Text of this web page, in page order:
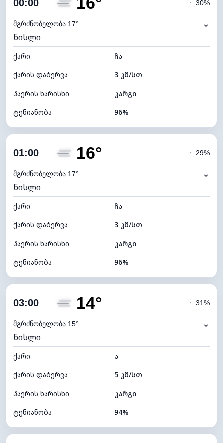
00:00
მგრძნობელობა 17°
◔ 30%
⌄
ნისლი
ქარი
ჩა
ქარის დაბერვა
3 კმ/სთ
ჰაერის ხარისხი
კარგი
ტენიანობა
96%
ღრუბლიანობა
ნამის წერტილი
ხილვადობა
განათების ინდექსი 0 (ბნელი)
ღრუბლის სიმაღლე 7280 მ
01:00 16°
მგრძნობელობა 17°
◔ 29%
⌄
ნისლი
ქარი
ჩა
ქარის დაბერვა
3 კმ/სთ
ჰაერის ხარისხი
კარგი
ტენიანობა
96%
ღრუბლიანობა
ნამის წერტილი
ხილვადობა
განათების ინდექსი 0 (ბნელი)
ღრუბლის სიმაღლე 7360 მ
03:00 14°
მგრძნობელობა 15°
◔ 31%
⌄
ნისლი
ქარი
ა
ქარის დაბერვა
5 კმ/სთ
ჰაერის ხარისხი
კარგი
ტენიანობა
94%